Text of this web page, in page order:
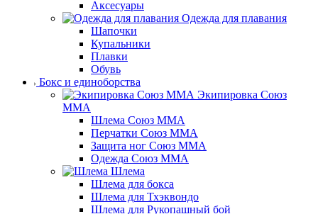
Аксесуары
Одежда для плавания
Шапочки
Купальники
Плавки
Обувь
Бокс и единоборства
Экипировка Союз
ММА
Шлема Союз ММА
Перчатки Союз ММА
Защита ног Союз ММА
Одежда Союз ММА
Шлема
Шлема для бокса
Шлема для Тхэквондо
Шлема для Рукопашный бой